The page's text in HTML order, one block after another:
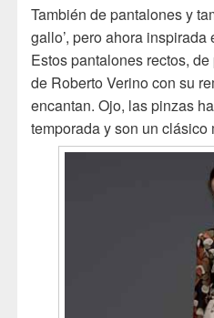
También de pantalones y
gallo’, pero ahora
Estos pantalones rectos,
de Roberto Verino con su
encantan. Ojo, las pinzas
temporada y son un clásico